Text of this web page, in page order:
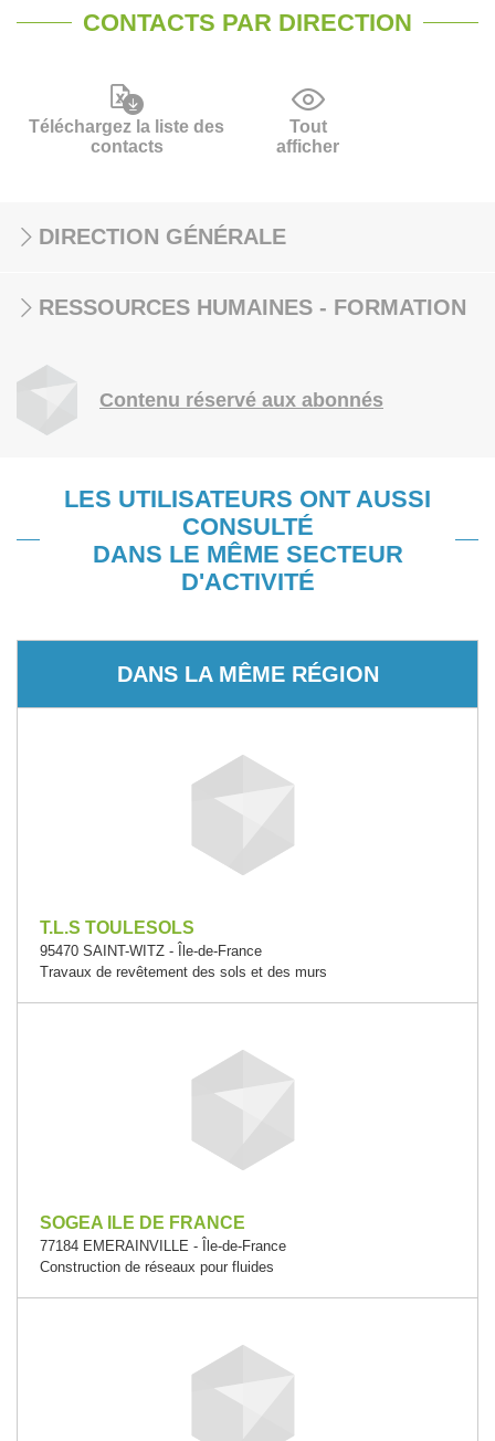
CONTACTS PAR DIRECTION
Téléchargez la liste des
contacts
Tout
afficher
DIRECTION GÉNÉRALE
RESSOURCES HUMAINES - FORMATION
Contenu réservé aux abonnés
LES UTILISATEURS ONT AUSSI
CONSULTÉ
DANS LE MÊME SECTEUR
D'ACTIVITÉ
DANS LA MÊME RÉGION
T.L.S TOULESOLS
95470 SAINT-WITZ - Île-de-France
Travaux de revêtement des sols et des murs
SOGEA ILE DE FRANCE
77184 EMERAINVILLE - Île-de-France
Construction de réseaux pour fluides